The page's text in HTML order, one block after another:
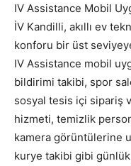
IV Assistance Mobil
İV Kandilli, akıllı ev
konforu bir üst
IV Assistance mobil
bildirimi takibi, spor
sosyal tesis içi sipariş
hizmeti, temizlik
kamera görüntülerine
kurye takibi gibi